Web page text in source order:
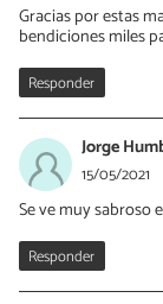
Gracias por estas
bendiciones miles
Responder
Jorge
15/05/2021
Se ve muy sabroso
Responder